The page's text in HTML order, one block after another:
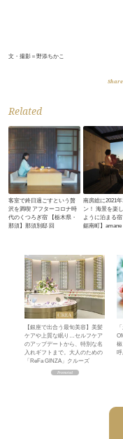
文・撮影＝野添ちかこ
Related
客室で終日過ごすという贅
沢を満喫 アフターコロナ時
代のくつろぎ宿 【栃木県・
那須】那須別邸 回
南房総に2021
ン！ 海景を楽
ように泊まる宿
鋸南町】amane
【銀座で出合う最旬美容】美髪
ケアや上質な眠り…セルフケア
のアップデートから、特別な名
入れギフトまで。大人のための
「ReFa GINZA」クルーズ
椒
呼